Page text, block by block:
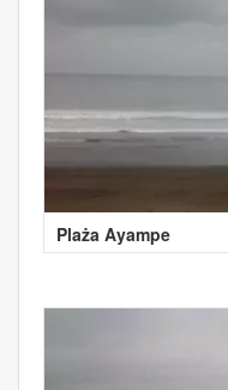
Plaża Ayampe